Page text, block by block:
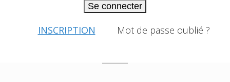
Se connecter
INSCRIPTION Mot de passe oublié ?